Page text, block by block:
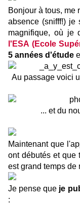
Bonjour à tous, me
absence (snifff!) je
magnifique, où je
l'ESA (Ecole
5 années d'étude
Au passage voici
... et du
Maintenant que
ont débutés et que
est grand temps de
Je pense que je
: